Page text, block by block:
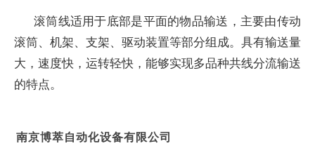
滚筒线适用于底部是平面的物品输送，主要由传动
滚筒、机架、支架、驱动装置等部分组成。具有输送量
大，速度快，运转轻快，能够实现多品种共线分流输送
的特点。
南京博萃自动化设备有限公司